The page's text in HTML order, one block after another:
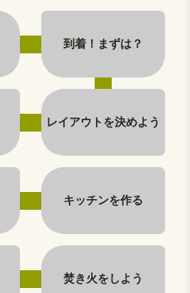
到着！まずは？
レイアウトを決めよう
キッチンを作る
焚き火をしよう